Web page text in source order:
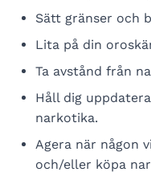
Sätt gränser och
Lita på din
Ta avstånd från
Håll dig
narkotika.
Agera när någon
och/eller köpa